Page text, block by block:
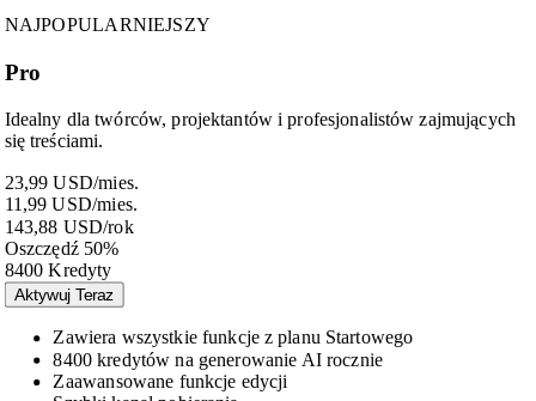
NAJPOPULARNIEJSZY
Pro
Idealny dla twórców, projektantów i profesjonalistów zajmujących
się treściami.
23,99 USD/mies.
11,99 USD/mies.
143,88 USD/rok
Oszczędź 50%
8400 Kredyty
Aktywuj Teraz
Zawiera wszystkie funkcje z planu Startowego
8400 kredytów na generowanie AI rocznie
Zaawansowane funkcje edycji